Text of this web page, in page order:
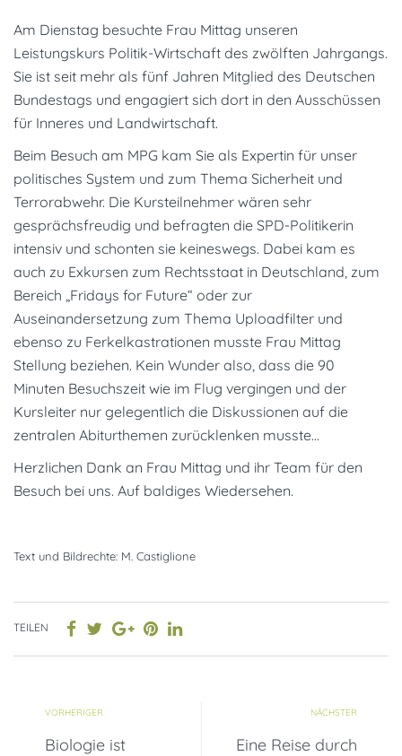
Am Dienstag besuchte Frau Mittag unseren
Leistungskurs Politik-Wirtschaft des zwölften Jahrgangs.
Sie ist seit mehr als fünf Jahren Mitglied des Deutschen
Bundestags und engagiert sich dort in den Ausschüssen
für Inneres und Landwirtschaft.
Beim Besuch am MPG kam Sie als Expertin für unser
politisches System und zum Thema Sicherheit und
Terrorabwehr. Die Kursteilnehmer wären sehr
gesprächsfreudig und befragten die SPD-Politikerin
intensiv und schonten sie keineswegs. Dabei kam es
auch zu Exkursen zum Rechtsstaat in Deutschland, zum
Bereich „Fridays for Future“ oder zur
Auseinandersetzung zum Thema Uploadfilter und
ebenso zu Ferkelkastrationen musste Frau Mittag
Stellung beziehen. Kein Wunder also, dass die 90
Minuten Besuchszeit wie im Flug vergingen und der
Kursleiter nur gelegentlich die Diskussionen auf die
zentralen Abiturthemen zurücklenken musste…
Herzlichen Dank an Frau Mittag und ihr Team für den
Besuch bei uns. Auf baldiges Wiedersehen.
Text und Bildrechte: M. Castiglione
TEILEN
VORHERIGER
Biologie ist
NÄCHSTER
Eine Reise durch